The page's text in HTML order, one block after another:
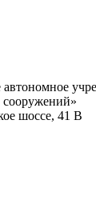
шоссе, 41 В